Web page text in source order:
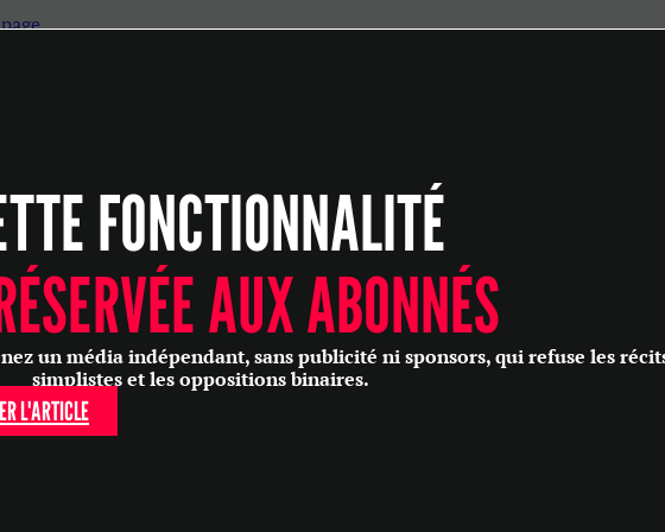
SANTÉ
PHILOSOPHIE
CULTURE
SOCIÉTÉ
FONCTIONNALITÉ
AUX ABONNÉS
un média indépendant, sans publicité ni sponsors, qui refuse les
simplistes et les oppositions binaires.
L'ARTICLE